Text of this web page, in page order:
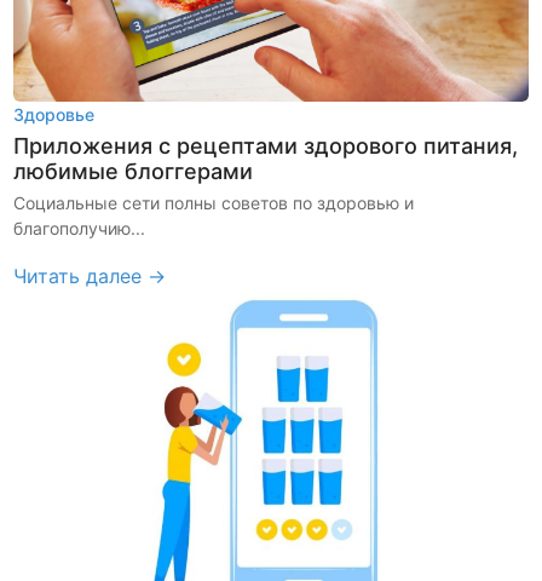
Здоровье
Приложения с рецептами здорового питания,
любимые блоггерами
Социальные сети полны советов по здоровью и
благополучию...
Читать далее →